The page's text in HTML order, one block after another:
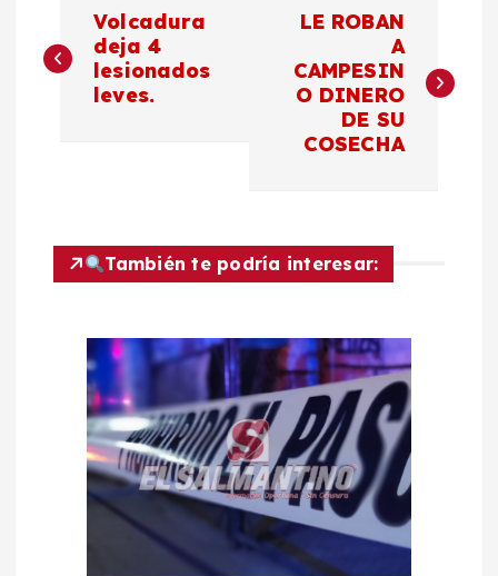
a
a
Volcadura
deja 4
lesionados
leves.
LE ROBAN
A
CAMPESIN
O DINERO
DE SU
COSECHA
También te podría interesar: